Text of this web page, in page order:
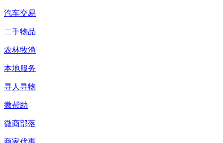
汽车交易
二手物品
农林牧渔
本地服务
寻人寻物
微帮助
微商部落